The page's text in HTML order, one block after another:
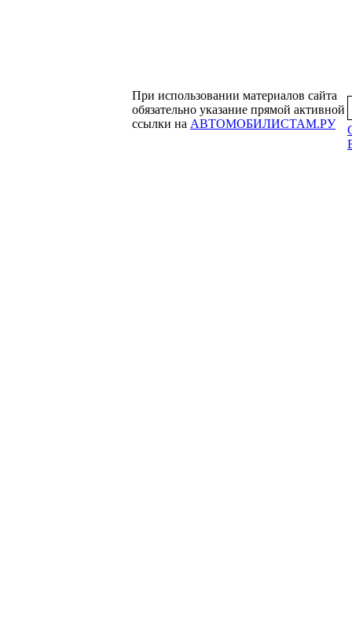
При использовании материалов сайта
обязательно указание прямой активной
ссылки на АВТОМОБИЛИСТАМ.РУ